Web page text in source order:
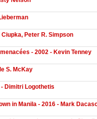
Peter R. Simpson
- 2002 - Kevin Tenney
S. McKay
Dimitri Logothetis
in Manila - 2016 - Mark